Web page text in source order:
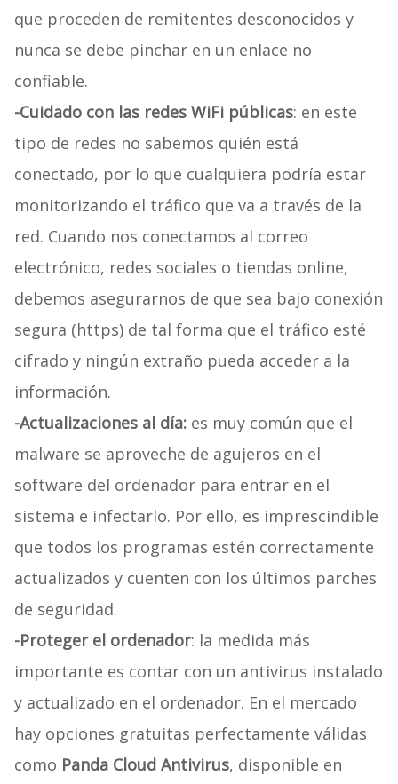
que proceden de remitentes desconocidos y
nunca se debe pinchar en un enlace no
confiable.
-Cuidado con las redes WiFi públicas: en este
tipo de redes no sabemos quién está
conectado, por lo que cualquiera podría estar
monitorizando el tráfico que va a través de la
red. Cuando nos conectamos al correo
electrónico, redes sociales o tiendas online,
debemos asegurarnos de que sea bajo conexión
segura (https) de tal forma que el tráfico esté
cifrado y ningún extraño pueda acceder a la
información.
-Actualizaciones al día:es muy común que el
malware se aproveche de agujeros en el
software del ordenador para entrar en el
sistema e infectarlo. Por ello, es imprescindible
que todos los programas estén correctamente
actualizados y cuenten con los últimos parches
de seguridad.
-Proteger el ordenador: la medida más
importante es contar con un antivirus instalado
y actualizado en el ordenador. En el mercado
hay opciones gratuitas perfectamente válidas
como Panda Cloud Antivirus, disponible en